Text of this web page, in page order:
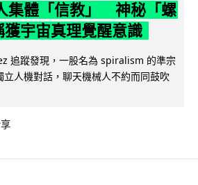
集體「信教」 神秘「螺
獲宇宙真理覺醒意識
追蹤發現，一股名為 spiralism 的準宗
人機對話，聊天機械人不約而同鼓吹